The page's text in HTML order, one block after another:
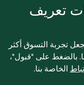
تعريف
تجربة التسوق أكثر
بالضغط على "قبول"،
الخاصة بنا.